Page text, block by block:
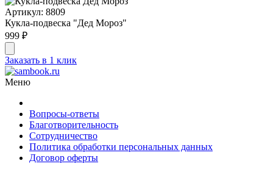
Артикул: 8809
Кукла-подвеска "Дед Мороз"
999 ₽
Заказать в 1 клик
Меню
Вопросы-ответы
Благотворительность
Сотрудничество
Политика обработки персональных данных
Договор оферты